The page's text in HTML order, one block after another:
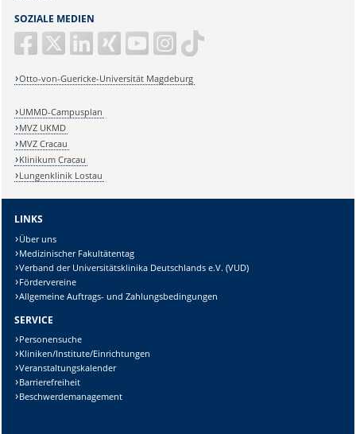
SOZIALE MEDIEN
Otto-von-Guericke-Universität Magdeburg
UMMD-Campusplan
MVZ UKMD
MVZ Cracau
Klinikum Cracau
Lungenklinik Lostau
LINKS
Über uns
Medizinischer Fakultätentag
Verband der Universitätsklinika Deutschlands e.V. (VUD)
Fördervereine
Allgemeine Auftrags- und Zahlungsbedingungen
SERVICE
Personensuche
Kliniken/Institute/Einrichtungen
Veranstaltungskalender
Barrierefreiheit
Beschwerdemanagement